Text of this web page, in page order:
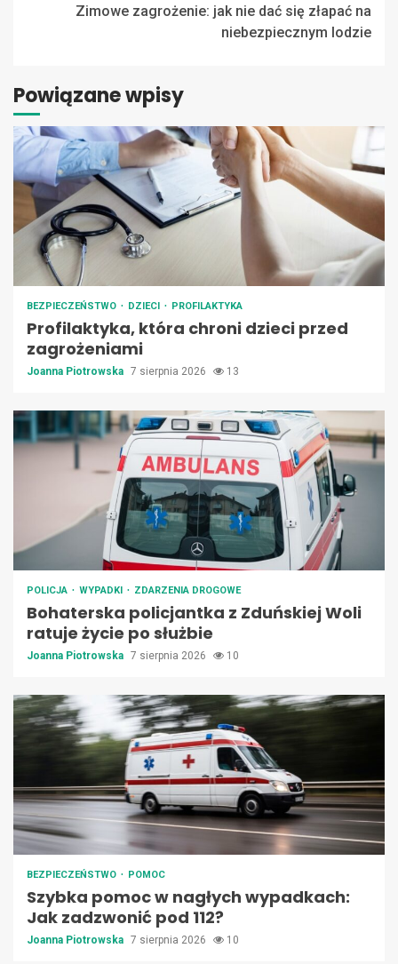
Zimowe zagrożenie: jak nie dać się złapać na
niebezpiecznym lodzie
Powiązane wpisy
BEZPIECZEŃSTWO DZIECI PROFILAKTYKA
Profilaktyka, która chroni dzieci przed
zagrożeniami
Joanna Piotrowska 7 sierpnia 2026 13
POLICJA WYPADKI ZDARZENIA DROGOWE
Bohaterska policjantka z Zduńskiej Woli
ratuje życie po służbie
Joanna Piotrowska 7 sierpnia 2026 10
BEZPIECZEŃSTWO POMOC
Szybka pomoc w nagłych wypadkach:
Jak zadzwonić pod 112?
Joanna Piotrowska 7 sierpnia 2026 10